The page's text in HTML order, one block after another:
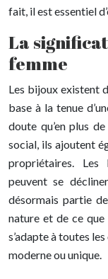
fait, il est essentiel
La
femme
Les bijoux existent
base à la tenue
doute qu’en plus
social, ils ajoutent
propriétaires.
peuvent se
désormais partie
nature et de ce
s’adapte à toutes
moderne ou unique.